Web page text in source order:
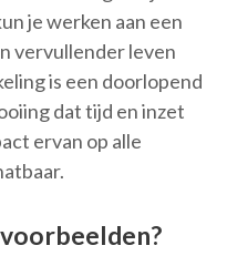
je werken aan een
vervullender leven
is een doorlopend
dat tijd en inzet
ervan op alle